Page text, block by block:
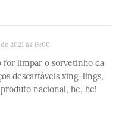
2021 às 18:00
limpar o sorvetinho da
descartáveis xing-lings,
nacional, he, he!